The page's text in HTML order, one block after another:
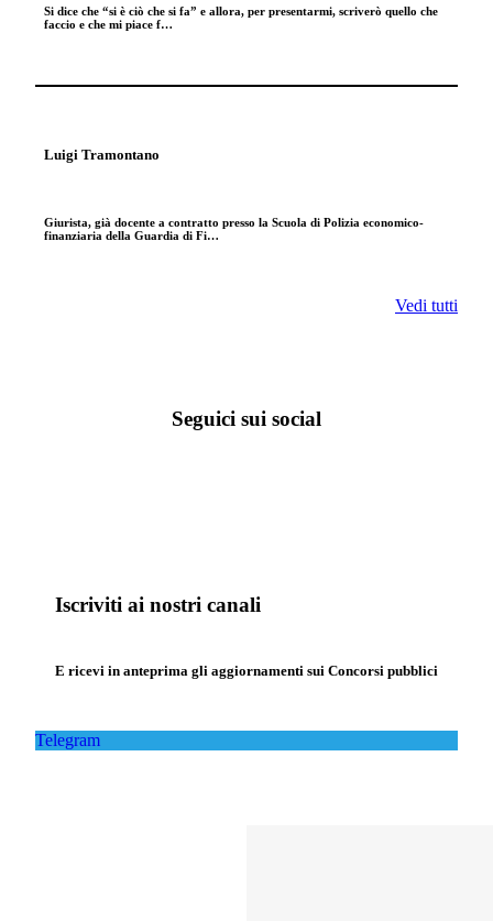
Si dice che “si è ciò che si fa” e allora, per presentarmi, scriverò quello che
faccio e che mi piace f…
Luigi Tramontano
Giurista, già docente a contratto presso la Scuola di Polizia economico-
finanziaria della Guardia di Fi…
Vedi tutti
Seguici sui social
Iscriviti ai nostri canali
E ricevi in anteprima gli aggiornamenti sui Concorsi pubblici
Telegram